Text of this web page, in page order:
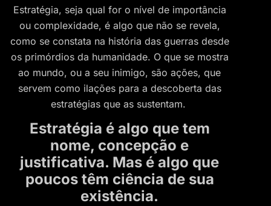
Estratégia, seja qual for o nível de importância
ou complexidade, é algo que não se revela,
como se constata na história das guerras desde
os primórdios da humanidade. O que se mostra
ao mundo, ou a seu inimigo, são ações, que
servem como ilações para a descoberta das
estratégias que as sustentam.
Estratégia é algo que tem
nome, concepção e
justificativa. Mas é algo que
poucos têm ciência de sua
existência.